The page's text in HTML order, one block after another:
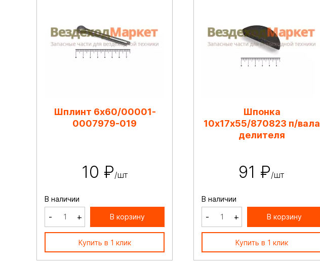
Шплинт 6х60/00001-
0007979-019
10 ₽/шт
В наличии
- + В корзину
Купить в 1 клик
Шпонка
10х17х55/870823 п/вала
делителя
91 ₽/шт
В наличии
- + В корзину
Купить в 1 клик